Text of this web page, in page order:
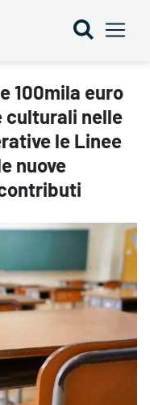
progetti educativi e
100mila euro
culturali nelle
le Linee
nuove